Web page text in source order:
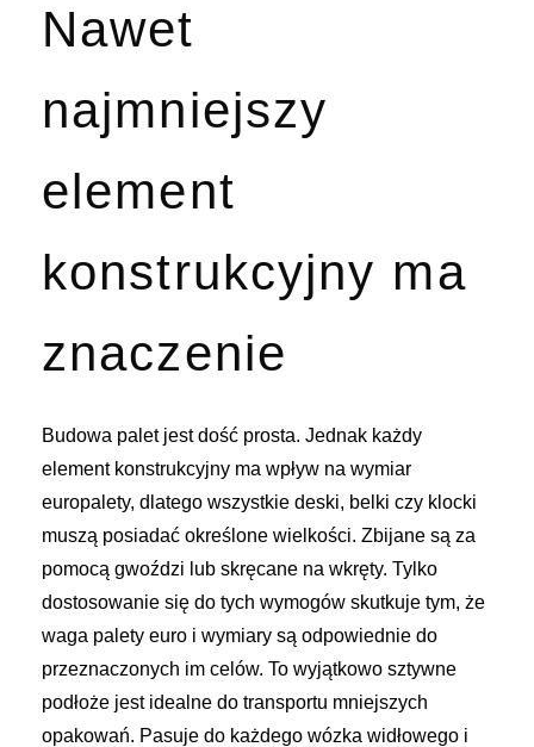
Nawet
najmniejszy
element
konstrukcyjny ma
znaczenie
Budowa palet jest dość prosta. Jednak każdy
element konstrukcyjny ma wpływ na wymiar
europalety, dlatego wszystkie deski, belki czy klocki
muszą posiadać określone wielkości. Zbijane są za
pomocą gwoździ lub skręcane na wkręty. Tylko
dostosowanie się do tych wymogów skutkuje tym, że
waga palety euro i wymiary są odpowiednie do
przeznaczonych im celów. To wyjątkowo sztywne
podłoże jest idealne do transportu mniejszych
opakowań. Pasuje do każdego wózka widłowego i